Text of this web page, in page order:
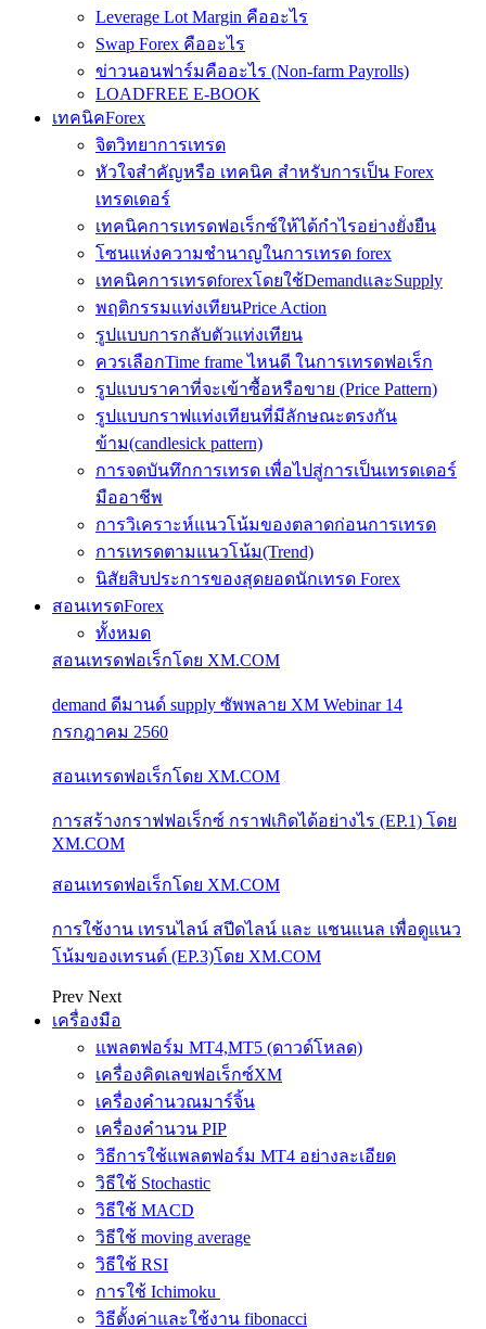
Leverage Lot Margin คืออะไร
Swap Forex คืออะไร
ข่าวนอนฟาร์มคืออะไร (Non-farm Payrolls)
LOADFREE E-BOOK
เทคนิคForex
จิตวิทยาการเทรด
หัวใจสำคัญหรือ เทคนิค สำหรับการเป็น Forex
เทรดเดอร์
เทคนิคการเทรดฟอเร็กซ์ให้ได้กำไรอย่างยั่งยืน
โซนแห่งความชำนาญในการเทรด forex
เทคนิคการเทรดforexโดยใช้DemandและSupply
พฤติกรรมแท่งเทียนPrice Action
รูปแบบการกลับตัวแท่งเทียน
ควรเลือกTime frame ไหนดี ในการเทรดฟอเร็ก
รูปแบบราคาที่จะเข้าซื้อหรือขาย (Price Pattern)
รูปแบบกราฟแท่งเทียนที่มีลักษณะตรงกัน
ข้าม(candlesick pattern)
การจดบันทึกการเทรด เพื่อไปสู่การเป็นเทรดเดอร์
มืออาชีพ
การวิเคราะห์แนวโน้มของตลาดก่อนการเทรด
การเทรดตามแนวโน้ม(Trend)
นิสัยสิบประการของสุดยอดนักเทรด Forex
สอนเทรดForex
ทั้งหมด
สอนเทรดฟอเร็กโดย XM.COM
demand ดีมานด์ supply ซัพพลาย XM Webinar 14
กรกฎาคม 2560
สอนเทรดฟอเร็กโดย XM.COM
การสร้างกราฟฟอเร็กซ์ กราฟเกิดได้อย่างไร (EP.1) โดย
XM.COM
สอนเทรดฟอเร็กโดย XM.COM
การใช้งาน เทรนไลน์ สปีดไลน์ และ แชนแนล เพื่อดูแนว
โน้มของเทรนด์ (EP.3)โดย XM.COM
Prev Next
เครื่องมือ
แพลตฟอร์ม MT4,MT5 (ดาวด์โหลด)
เครื่องคิดเลขฟอเร็กซ์XM
เครื่องคำนวณมาร์จิ้น
เครื่องคำนวน PIP
วิธีการใช้แพลตฟอร์ม MT4 อย่างละเอียด
วิธีใช้ Stochastic
วิธีใช้ MACD
วิธีใช้ moving average
วิธีใช้ RSI
การใช้ Ichimoku
วิธีตั้งค่าและใช้งาน fibonacci